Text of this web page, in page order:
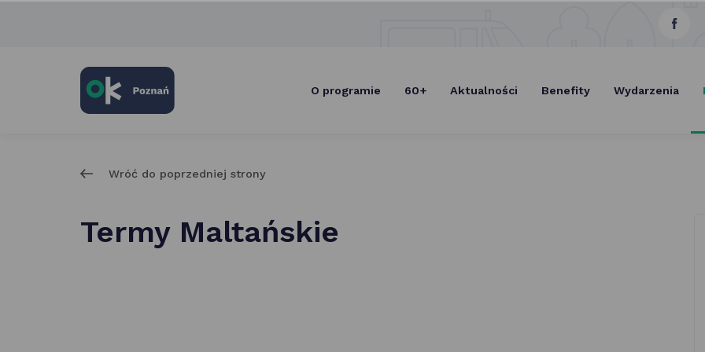
Selectlink
O programie 60+ Aktualności Benefity Wydarzenia
Wróć do poprzedniej strony
Termy Maltańskie